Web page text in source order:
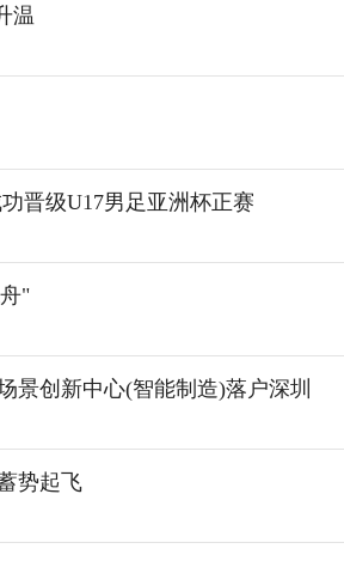
温
晋级U17男足亚洲杯正赛
"
景创新中心(智能制造)落户深圳
势起飞